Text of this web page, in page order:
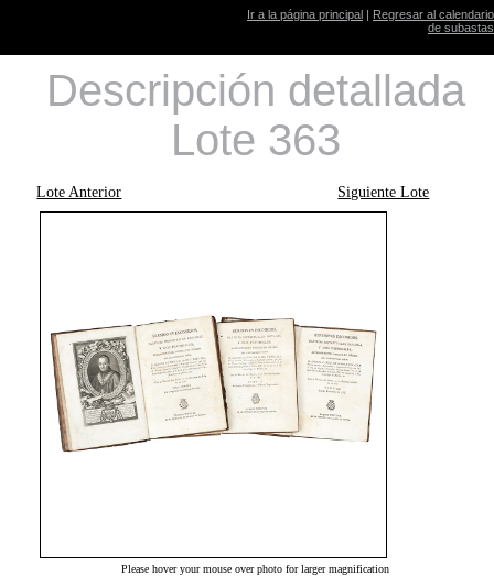
Ir a la página principal | Regresar al calendario
de subastas
Descripción detallada
Lote 363
Lote Anterior Siguiente Lote
Please hover your mouse over photo for larger magnification